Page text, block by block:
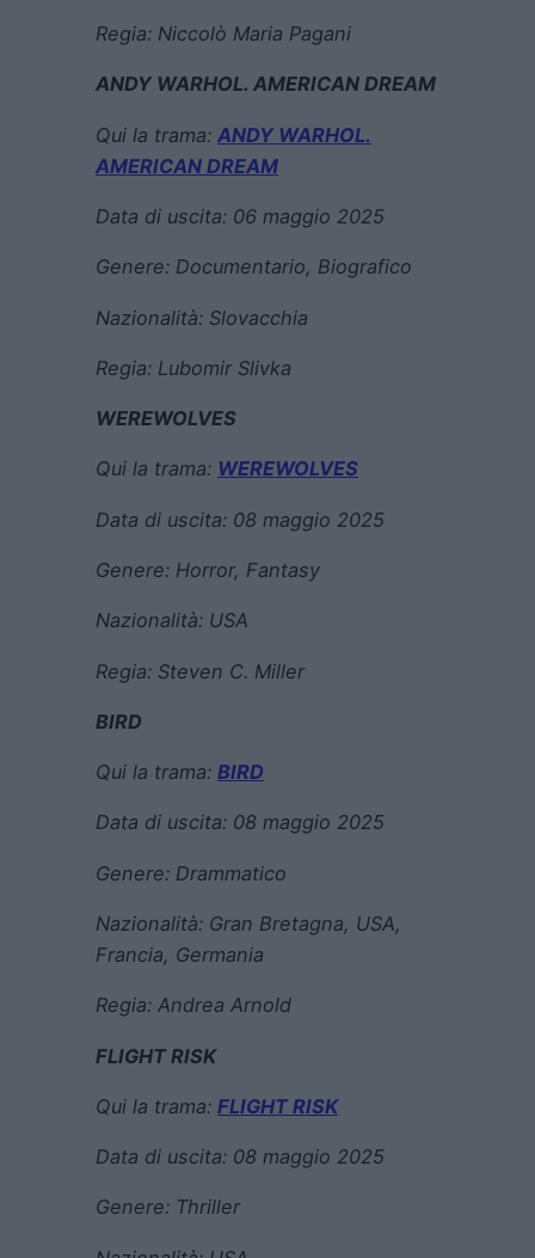
Regia: Niccolò Maria Pagani
ANDY WARHOL. AMERICAN DREAM
Qui la trama: ANDY WARHOL.
AMERICAN DREAM
Data di uscita: 06 maggio 2025
Genere: Documentario, Biografico
Nazionalità: Slovacchia
Regia: Lubomir Slivka
WEREWOLVES
Qui la trama: WEREWOLVES
Data di uscita: 08 maggio 2025
Genere: Horror, Fantasy
Nazionalità: USA
Regia: Steven C. Miller
BIRD
Qui la trama: BIRD
Data di uscita: 08 maggio 2025
Genere: Drammatico
Nazionalità: Gran Bretagna, USA,
Francia, Germania
Regia: Andrea Arnold
FLIGHT RISK
Qui la trama: FLIGHT RISK
Data di uscita: 08 maggio 2025
Genere: Thriller